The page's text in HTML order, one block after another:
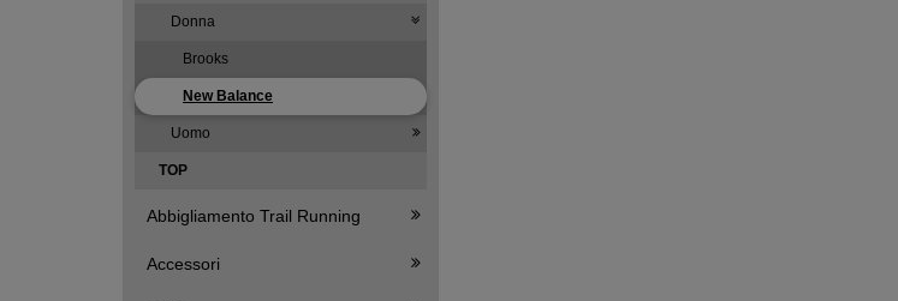
Donna
Brooks
New Balance
Uomo
TOP
Abbigliamento Trail Running
Accessori